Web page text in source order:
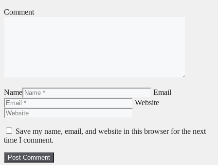
Comment
Name
Email
Website
Save my name, email, and website in this browser for the next
time I comment.